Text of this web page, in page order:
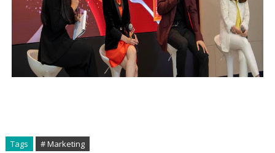
Tags # Marketing